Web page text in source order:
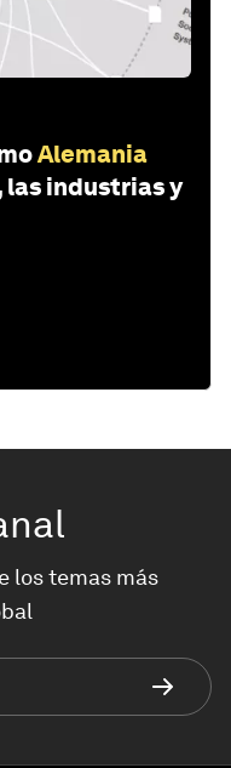
Alemania
las industrias y
los temas más